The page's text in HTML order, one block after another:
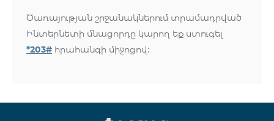
Ծառայության շրջանակներում տրամադրված
Ինտերնետի մնացորդը կարող եք ստուգել
*203# հրահանգի միջոցով: